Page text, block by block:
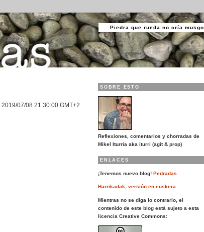
Piedra que rueda no cría musgo
2019/07/08 21:30:00 GMT+2
SOBRE ESTO
Reflexiones, comentarios y chorradas de
Mikel Iturria aka iturri (agit & prop)
ENLACES
¡Tenemos nuevo blog! Pedradas
Harrikadak, versión en euskera
Mientras no se diga lo contrario, el
contenido de este blog está sujeto a esta
licencia Creative Commons: